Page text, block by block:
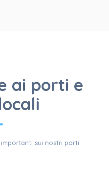
ai porti e
sui nostri porti.